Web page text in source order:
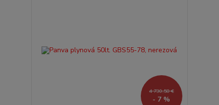
4 730,58 €
- 7 %